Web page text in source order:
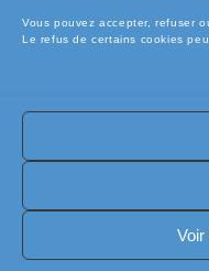
Vous pouvez accepter, refuser
Le refus de certains cookies
Voir
🧾Conditions Générales de
🔐 Politique de
🍪 Politique de cookies
🛡️ Assurance
Copyright